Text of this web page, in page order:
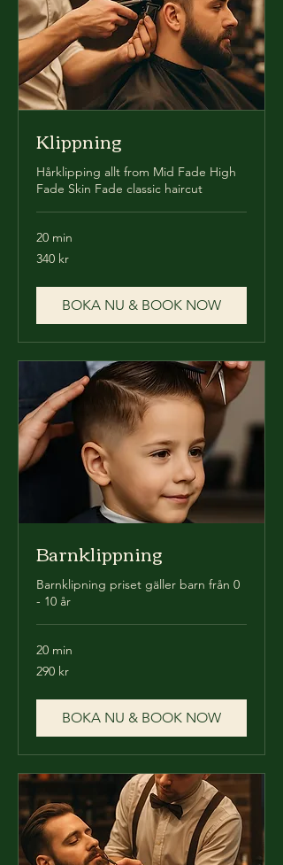
Klippning
Hårklipping allt from Mid Fade High
Fade Skin Fade classic haircut
20 min
340
svenska
340 kr
BOKA NU & BOOK NOW
Barnklippning
Barnklipning priset gäller barn från 0
- 10 år
20 min
290
svenska
290 kr
BOKA NU & BOOK NOW